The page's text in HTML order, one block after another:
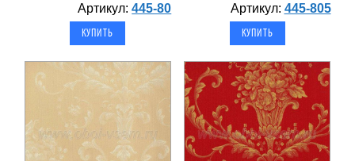
Артикул:445-80 Артикул: 445-805